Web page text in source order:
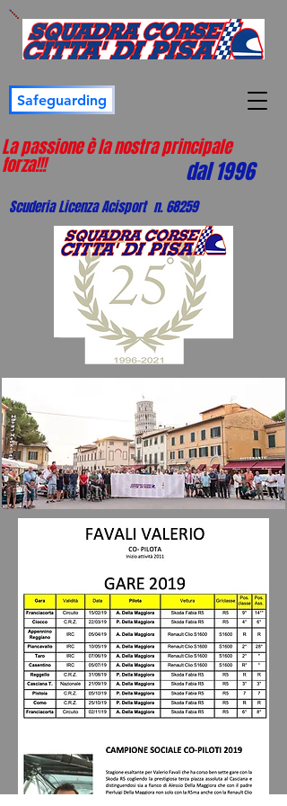
Safeguarding
La passione è la nostra principale
forza!!! dal 1996
Scuderia Licenza Acisport n. 68259